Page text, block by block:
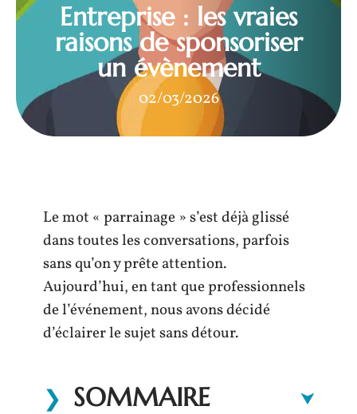
Entreprise : les vraies
raisons de sponsoriser
un évènement
02/03/2026
Le mot « parrainage » s’est déjà glissé
dans toutes les conversations, parfois
sans qu’on y prête attention.
Aujourd’hui, en tant que professionnels
de l’événement, nous avons décidé
d’éclairer le sujet sans détour.
SOMMAIRE